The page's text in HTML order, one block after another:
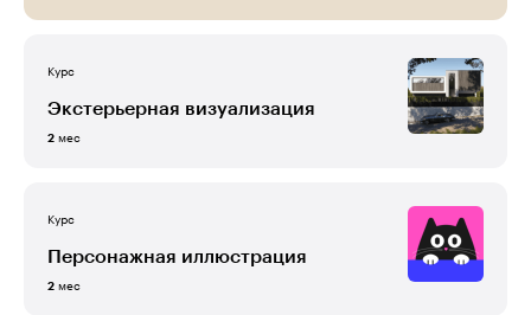
Курс
Экстерьерная визуализация
2 мес
Курс
Персонажная иллюстрация
2 мес